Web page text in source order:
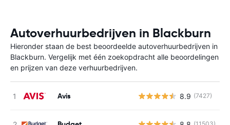
Autoverhuurbedrijven in Blackburn
Hieronder staan de best beoordeelde autoverhuurbedrijven in
Blackburn. Vergelijk met één zoekopdracht alle beoordelingen
en prijzen van deze verhuurbedrijven.
Avis 8.9 (7427)